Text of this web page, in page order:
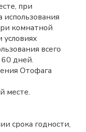
при
использования
комнатной
условиях
всего
дней.
Отофага
месте.
срока годности,